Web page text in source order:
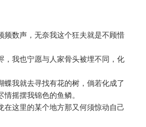
频数声，无奈我这个狂夫就是不顾惜
，我也宁愿与人家骨头被埋不同，化
蝶我就去寻找有花的树，倘若化成了
摇摆我锦色的鱼鳞。
在这里的某个地方那又何须惊动自己